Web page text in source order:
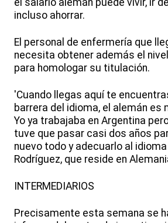
el salario alemán puede vivir, ir
incluso ahorrar.
El personal de enfermería que
necesita obtener además el
para homologar su titulación.
'Cuando llegas aquí te
barrera del idioma, el alemán es
Yo ya trabajaba en Argentina
tuve que pasar casi dos años
nuevo todo y adecuarlo al
Rodríguez, que reside en
INTERMEDIARIOS
Precisamente esta semana se